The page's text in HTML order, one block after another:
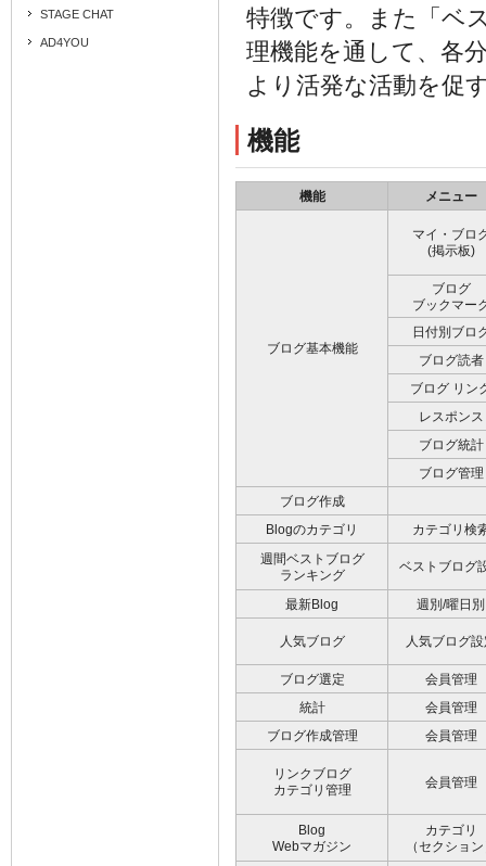
STAGE CHAT
AD4YOU
特徴です。また「ベ
理機能を通して、各
より活発な活動を促
機能
機能 メニュー
ブログ基本機能
マイ・ブロ
(掲示板)
ブログ
ブックマー
日付別ブロ
ブログ読者
ブログ リン
レスポンス
ブログ統計
ブログ管理
ブログ作成
Blogのカテゴリ
カテゴリ検
週間ベストブログ
ランキング
ベストブログ
最新Blog 週別/曜日別
人気ブログ 人気ブログ設
ブログ選定
会員管理
統計
会員管理
ブログ作成管理
会員管理
リンクブログ
カテゴリ管理
会員管理
Blog
Webマガジン
カテゴリ
（セクショ